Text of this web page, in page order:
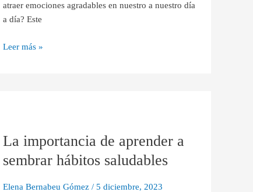
atraer emociones agradables en nuestro a nuestro día
a día? Este
Leer más »
La importancia de aprender a
sembrar hábitos saludables
Elena Bernabeu Gómez / 5 diciembre, 2023
de
aprender
a